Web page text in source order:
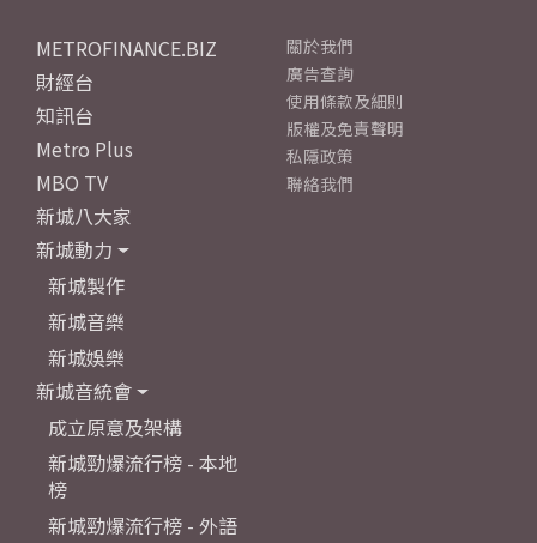
METROFINANCE.BIZ
財經台
知訊台
Metro Plus
MBO TV
新城八大家
新城動力
新城製作
新城音樂
新城娛樂
新城音統會
成立原意及架構
新城勁爆流行榜 - 本地
榜
新城勁爆流行榜 - 外語
關於我們
廣告查詢
使用條款及細則
版權及免責聲明
私隱政策
聯絡我們